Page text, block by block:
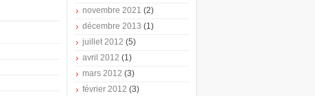
novembre 2021 (2)
décembre 2013 (1)
juillet 2012 (5)
avril 2012 (1)
mars 2012 (3)
février 2012 (3)